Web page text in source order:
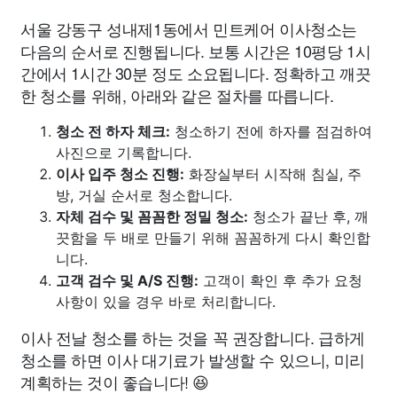
서울 강동구 성내제1동에서 민트케어 이사청소는
다음의 순서로 진행됩니다. 보통 시간은 10평당 1시
간에서 1시간 30분 정도 소요됩니다. 정확하고 깨끗
한 청소를 위해, 아래와 같은 절차를 따릅니다.
청소 전 하자 체크: 청소하기 전에 하자를 점검하여
사진으로 기록합니다.
이사 입주 청소 진행: 화장실부터 시작해 침실, 주
방, 거실 순서로 청소합니다.
자체 검수 및 꼼꼼한 정밀 청소: 청소가 끝난 후, 깨
끗함을 두 배로 만들기 위해 꼼꼼하게 다시 확인합
니다.
고객 검수 및 A/S 진행: 고객이 확인 후 추가 요청
사항이 있을 경우 바로 처리합니다.
이사 전날 청소를 하는 것을 꼭 권장합니다. 급하게
청소를 하면 이사 대기료가 발생할 수 있으니, 미리
계획하는 것이 좋습니다! 😆